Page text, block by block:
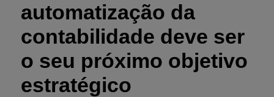
automatização da
contabilidade deve ser
o seu próximo objetivo
estratégico